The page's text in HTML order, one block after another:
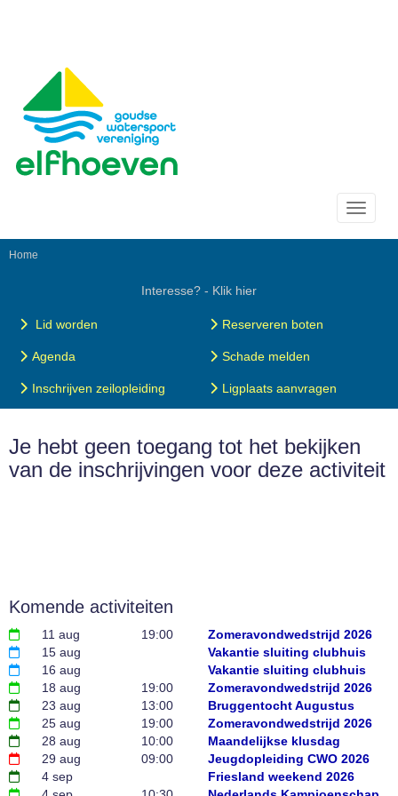
Toggle
Home
Interesse? - Klik hier
Lid worden Reserveren boten
Agenda Schade melden
Inschrijven zeilopleiding Ligplaats aanvragen
Je hebt geen toegang tot het bekijken
van de inschrijvingen voor deze activiteit
Komende activiteiten
11 aug 19:00
Zomeravondwedstrijd 2026
15 aug
Vakantie sluiting clubhuis
16 aug
Vakantie sluiting clubhuis
18 aug
19:00
Zomeravondwedstrijd 2026
23 aug
13:00
Bruggentocht Augustus
25 aug
19:00
Zomeravondwedstrijd 2026
28 aug
10:00
Maandelijkse klusdag
29 aug
09:00
Jeugdopleiding CWO 2026
4 sep
Friesland weekend 2026